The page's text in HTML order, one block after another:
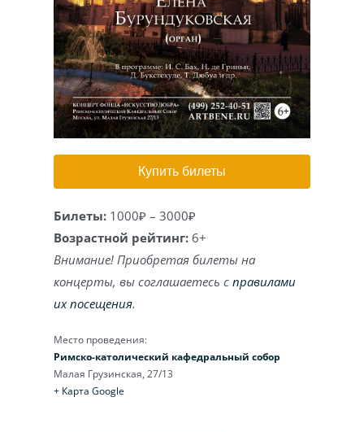
Игра на органе
Купить билеты
Билеты: 1000₽ – 3000₽
Возрастной рейтинг: 6+
Внимание! Приобретая билеты на
концерты, вы соглашаетесь справилами
их посещения.
Место проведения:
Римско-католический кафедральный собор
Малая Грузинская, 27/13
+ Карта Google